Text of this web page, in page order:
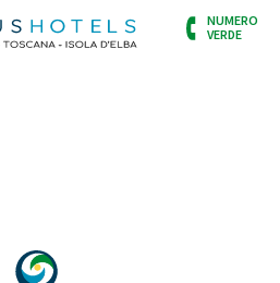
NUMERO
VERDE